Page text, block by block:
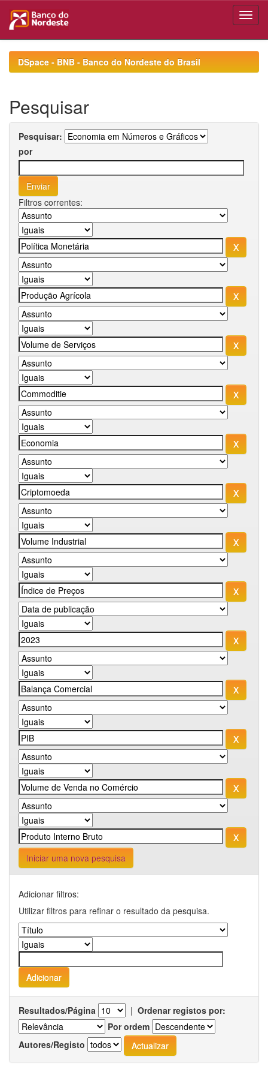
navigationDSpace - BNB - Banco do Nordeste do Brasil
Pesquisar
Pesquisar:
por
Filtros correntes:
Iniciar uma nova pesquisa
Adicionar filtros:
Utilizar filtros para refinar o resultado da pesquisa.
Resultados/Página | Ordenar registos por:
Por ordem
Autores/Registo